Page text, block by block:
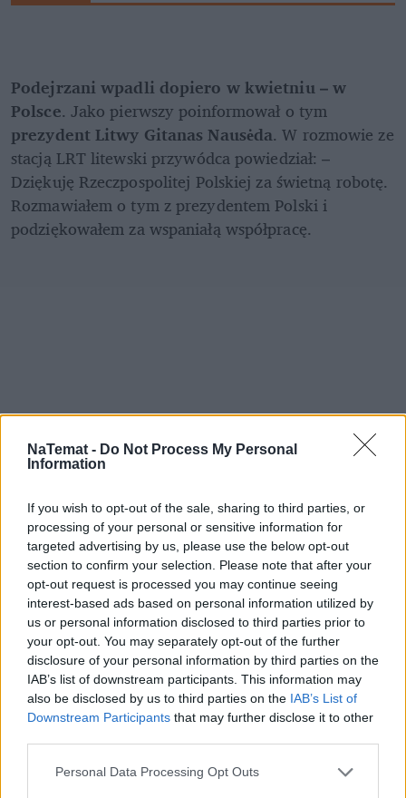
NaTemat - Do Not Process My Personal
Information
If you wish to opt-out of the sale, sharing to third parties, or
processing of your personal or sensitive information for
targeted advertising by us, please use the below opt-out
section to confirm your selection. Please note that after your
opt-out request is processed you may continue seeing
interest-based ads based on personal information utilized by
us or personal information disclosed to third parties prior to
your opt-out. You may separately opt-out of the further
disclosure of your personal information by third parties on the
IAB’s list of downstream participants. This information may
also be disclosed by us to third parties on the IAB’s List of
Downstream Participants that may further disclose it to other
Personal Data Processing Opt Outs
Podejrzani wpadli dopiero w kwietniu – w
Polsce
prezydent Litwy Gitanas Nausėda. W rozmowie ze
stacją LRT litewski przywódca powiedział: –
Dziękuję Rzeczpospolitej Polskiej za świetną robotę.
Rozmawiałem o tym z prezydentem Polski i
podziękowałem za wspaniałą współpracę.
Pociągiem z Polski do Włoch?!
kierunek:PODRÓŻE